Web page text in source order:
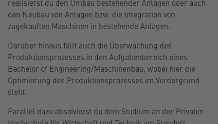
realisierst du den Umbau bestehender Anlagen oder auch
den Neubau von Anlagen bzw. die Integration von
zugekauften Maschinen in bestehende Anlagen.
Darüber hinaus fällt auch die Überwachung des
Produktionsprozesses in den Aufgabenbereich eines
Bachelor of Engineering/Maschinenbau, wobei hier die
Optimierung des Produktionsprozesses im Vordergrund
steht.
Parallel dazu absolvierst du dein Studium an der Privaten